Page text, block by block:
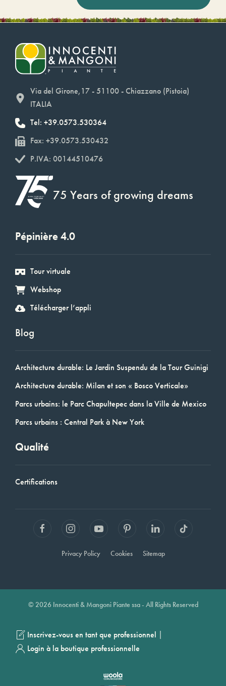
Via del Girone,17 - 51100 - Chiazzano (Pistoia)
ITALIA
Tel: +39.0573.530364
Fax: +39.0573.530432
P.IVA: 00144510476
75 Years of growing dreams
Pépinière 4.0
Tour virtuale
Webshop
Télécharger l’appli
Blog
Architecture durable: Le Jardin Suspendu de la Tour Guinigi
Architecture durable: Milan et son « Bosco Verticale»
Parcs urbains: le Parc Chapultepec dans la Ville de Mexico
Parcs urbains : Central Park à New York
Qualité
Certifications
Privacy Policy Cookies Sitemap
© 2026 Innocenti & Mangoni Piante ssa - All Rights Reserved
Inscrivez-vous en tant que professionnel |
Login à la boutique professionnelle